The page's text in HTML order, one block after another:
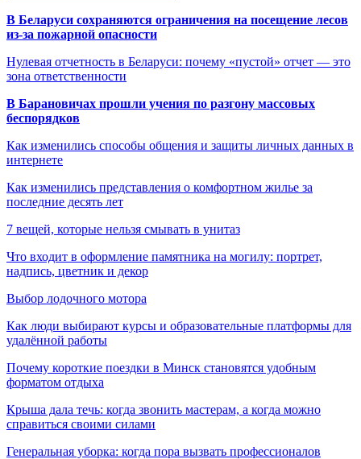
В Беларуси сохраняются ограничения на посещение лесов
из-за пожарной опасности
Нулевая отчетность в Беларуси: почему «пустой» отчет — это
зона ответственности
В Барановичах прошли учения по разгону массовых
беспорядков
Как изменились способы общения и защиты личных данных в
интернете
Как изменились представления о комфортном жилье за
последние десять лет
7 вещей, которые нельзя смывать в унитаз
Что входит в оформление памятника на могилу: портрет,
надпись, цветник и декор
Выбор лодочного мотора
Как люди выбирают курсы и образовательные платформы для
удалённой работы
Почему короткие поездки в Минск становятся удобным
форматом отдыха
Крыша дала течь: когда звонить мастерам, а когда можно
справиться своими силами
Генеральная уборка: когда пора вызвать профессионалов